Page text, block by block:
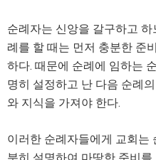
순례자는 신앙을 갈구하고
례를 할 때는 먼저 충분한 준
하다. 때문에 순례에 임하는
명히 설정하고 난 다음 순례
와 지식을 가져야 한다.
이러한 순례자들에게 교회는
분히 설명하여 마땅한 준비